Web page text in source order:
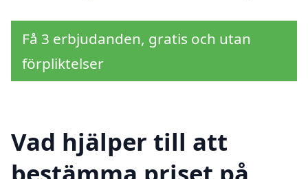
Få 3 erbjudanden, gratis och utan
förpliktelser
Vad hjälper till att